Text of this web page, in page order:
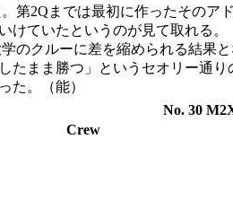
第2Qまでは最初に作ったその
けていたというのが見て取れる。
のクルーに差を縮められる結果
たまま勝つ」というセオリー通
た。（能）
No. 30
Crew